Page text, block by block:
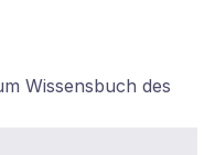
Wissensbuch des